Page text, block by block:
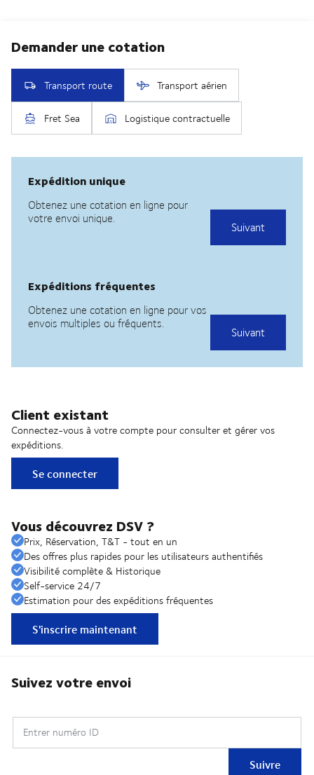
Client existant
Connectez-vous à votre compte pour consulter et gérer vos
expéditions.
Se connecter
Vous découvrez DSV ?
Prix, Réservation, T&T - tout en un
Des offres plus rapides pour les utilisateurs authentifiés
Visibilité complète & Historique
Self-service 24/7
Estimation pour des expéditions fréquentes
S'inscrire maintenant
Suivez votre envoi
Entrer numéro ID
Suivre